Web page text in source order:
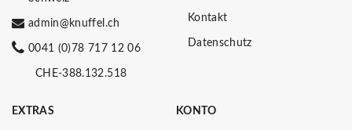
admin@knuffel.ch
0041 (0)78 717 12 06
CHE-388.132.518
Kontakt
Datenschutz
EXTRAS KONTO